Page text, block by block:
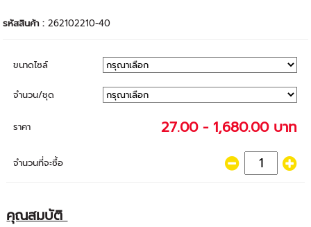
รหัสสินค้า :262102210-40
ขนาดไซล์
จำนวน/ชุด
ราคา 27.00 - 1,680.00 บาท
จำนวนที่จะซื้อ
คุณสมบัติ